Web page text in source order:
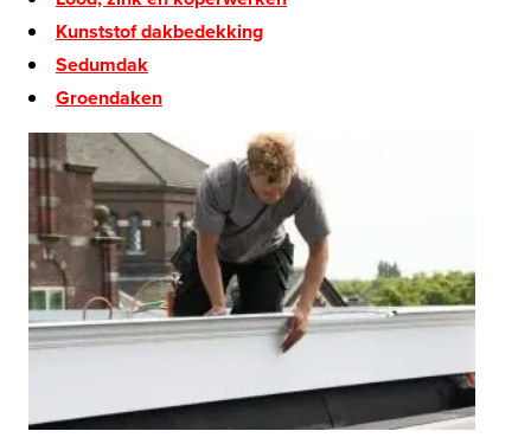
Kunststof dakbedekking
Sedumdak
Groendaken